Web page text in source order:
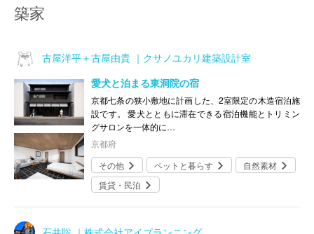
築家
古屋洋平＋古屋由貴 ｜クサノユカリ建築設計室
愛犬と泊まる東洞院の宿
京都七条の狭小敷地に計画した、2室限定の木造宿泊施
設です。 愛犬とともに滞在できる宿泊機能とトリミン
グサロンを一体的に…
京都府
その他
ペットと暮らす
自然素材
賃貸・民泊